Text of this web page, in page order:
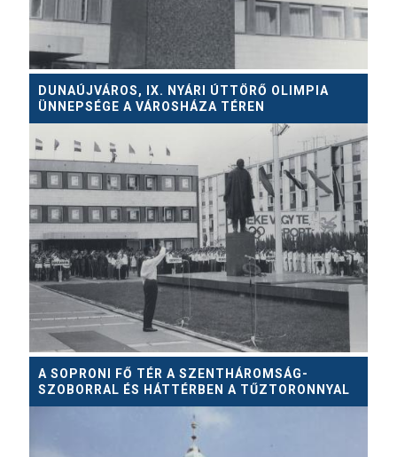
DUNAÚJVÁROS, IX. NYÁRI ÚTTÖRŐ OLIMPIA
ÜNNEPSÉGE A VÁROSHÁZA TÉREN
A SOPRONI FŐ TÉR A SZENTHÁROMSÁG-
SZOBORRAL ÉS HÁTTÉRBEN A TŰZTORONNYAL